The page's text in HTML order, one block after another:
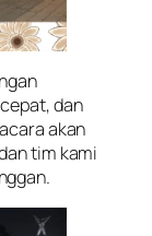
dan
akan
tim kami